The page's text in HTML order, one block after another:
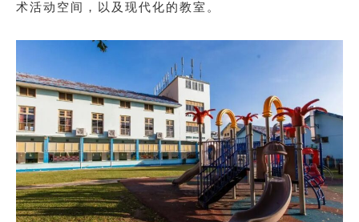
术活动空间，以及现代化的教室。